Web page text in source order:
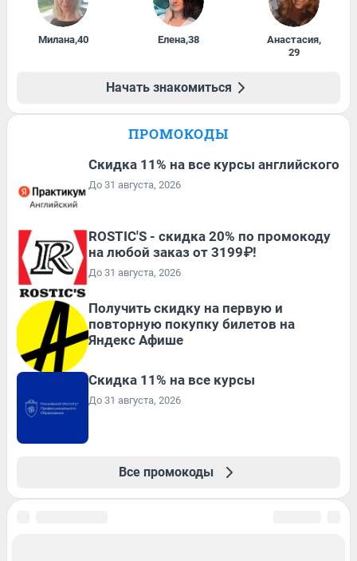
Милана,40 Елена,38 Анастасия,
29
Начать знакомиться
ПРОМОКОДЫ
Скидка 11% на все курсы английского
До 31 августа, 2026
ROSTIC'S - скидка 20% по промокоду
на любой заказ от 3199₽!
До 31 августа, 2026
Получить скидку на первую и
повторную покупку билетов на
Яндекс Афише
Скидка 11% на все курсы
До 31 августа, 2026
Все промокоды